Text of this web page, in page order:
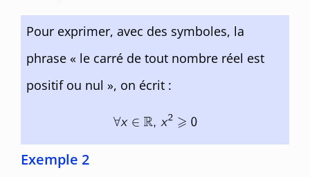
Pour exprimer, avec des symboles, la
phrase « le carré de tout nombre réel est
positif ou nul », on écrit :
Exemple 2